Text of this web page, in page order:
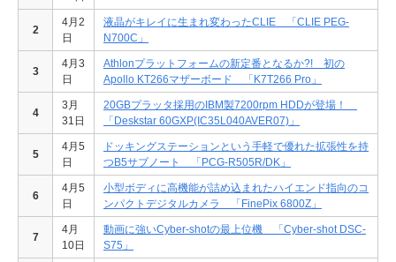
2
4月2
日
液晶がキレイに生まれ変わったCLIE 「CLIE PEG-
N700C」
3
4月3
日
Athlonプラットフォームの新定番となるか?! 初の
Apollo KT266マザーボード 「K7T266 Pro」
4
3月
31日
20GBプラッタ採用のIBM製7200rpm HDDが登場！
「Deskstar 60GXP(IC35L040AVER07)」
5
4月5
日
ドッキングステーションという手軽で優れた拡張性を持
つB5サブノート 「PCG-R505R/DK」
6
4月5
日
小型ボディに高機能が詰め込まれたハイエンド指向のコ
ンパクトデジタルカメラ 「FinePix 6800Z」
7
4月
10日
動画に強いCyber-shotの最上位機 「Cyber-shot DSC-
S75」